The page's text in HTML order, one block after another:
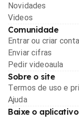
Novidades
Videos
Comunidade
Entrar ou criar conta
Enviar cifras
Pedir videoaula
Sobre o site
Termos de uso e
Ajuda
Baixe o aplicativo